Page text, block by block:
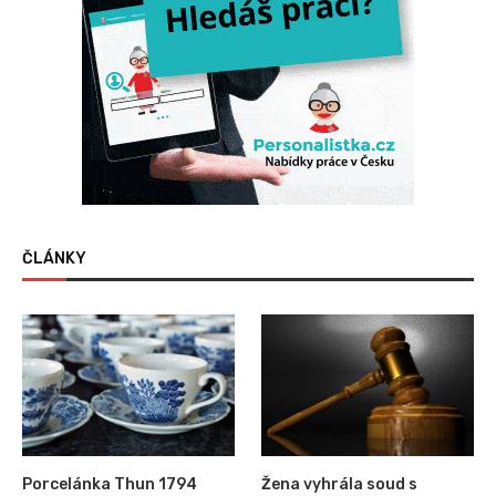
ČLÁNKY
Porcelánka Thun 1794 Žena vyhrála soud s